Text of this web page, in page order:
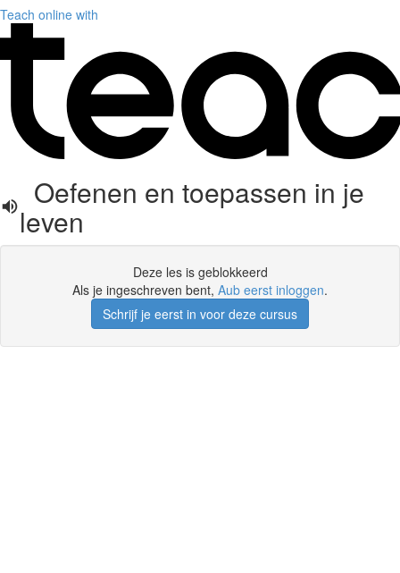
Teach online with
Oefenen en toepassen in je
leven
Deze les is geblokkeerd
Als je ingeschreven bent, Aub eerst inloggen.
Schrijf je eerst in voor deze cursus